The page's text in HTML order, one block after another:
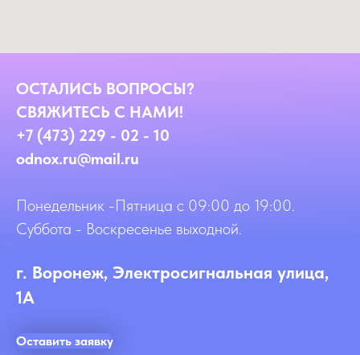
ОСТАЛИСЬ ВОПРОСЫ?
СВЯЖИТЕСЬ С НАМИ!
+7 (473) 229 - 02 - 10
odnox.ru@mail.ru
Понедельник -Пятница с 09:00 до 19:00.
Суббота - Воскресенье выходной.
г. Воронеж, Электросигнальная улица,
1А
Оставить заявку